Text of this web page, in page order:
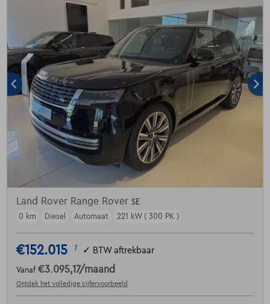
Land Rover Range Rover SE
0 km
Diesel Automaat 221 kW ( 300 PK )
€152.015 1 ✓ BTW aftrekbaar
Vanaf €3.095,17/maand
Ontdek het volledige cijfervoorbeeld